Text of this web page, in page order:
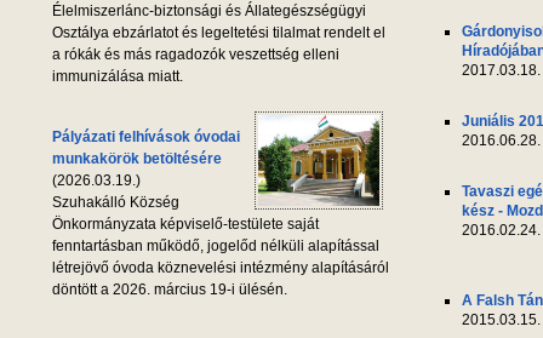
Élelmiszerlánc-biztonsági és Állategészségügyi
Osztálya ebzárlatot és legeltetési tilalmat rendelt el
a rókák és más ragadozók veszettség elleni
immunizálása miatt.
Pályázati felhívások óvodai
munkakörök betöltésére
(2026.03.19.)
Szuhakálló Község
Önkormányzata képviselő-testülete saját
fenntartásban működő, jogelőd nélküli alapítással
létrejövő óvoda köznevelési intézmény alapításáról
döntött a 2026. március 19-i ülésén.
2017.03.18.
Juniális
2016.06.28.
Tavaszi
kész -
2016.02.24.
A Falsh
2015.03.15.